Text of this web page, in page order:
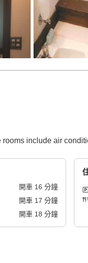
include air
開車 16 分鐘
開車 17 分鐘
開車 18 分鐘